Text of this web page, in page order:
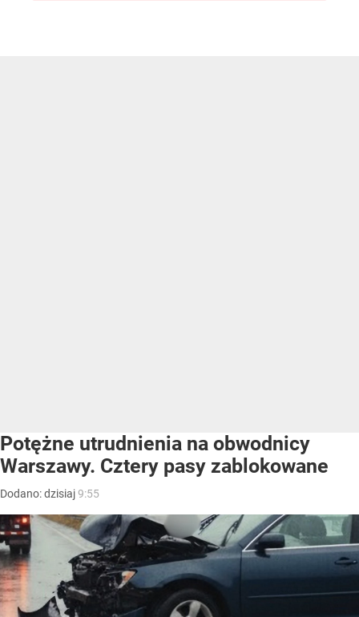
Potężne utrudnienia na obwodnicy
Warszawy. Cztery pasy zablokowane
Dodano:dzisiaj9:55